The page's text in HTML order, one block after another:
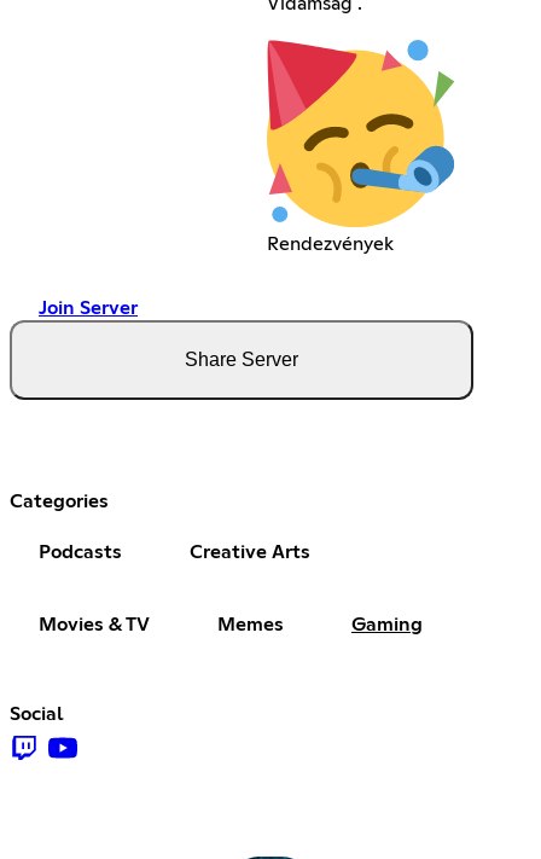
Vidámság .
Rendezvények
Join Server
Share Server
Categories
Podcasts Creative Arts
Movies & TV Memes Gaming
Social